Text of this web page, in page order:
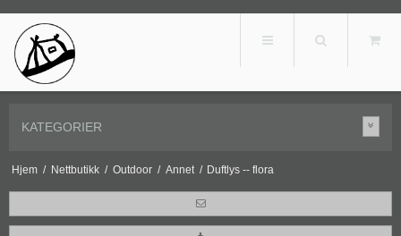
KATEGORIER
Hjem / Nettbutikk / Outdoor / Annet / Duftlys -- flora